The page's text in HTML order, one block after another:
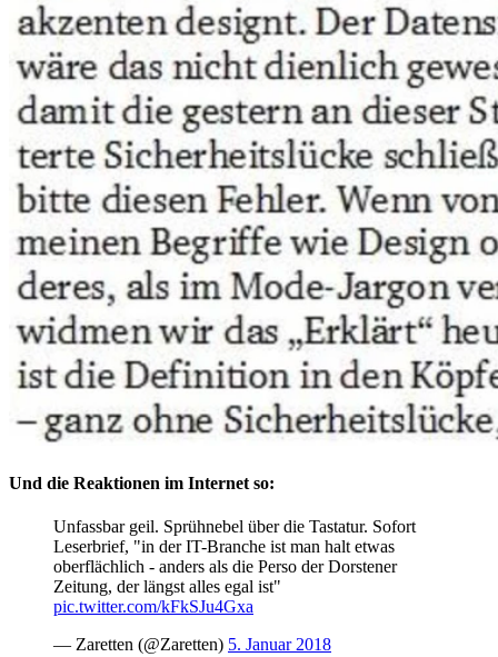
Und die Reaktionen im Internet so:
Unfassbar geil. Sprühnebel über die Tastatur. Sofort
Leserbrief, "in der IT-Branche ist man halt etwas
oberflächlich - anders als die Perso der Dorstener
Zeitung, der längst alles egal ist"
pic.twitter.com/kFkSJu4Gxa
— Zaretten (@Zaretten) 5. Januar 2018